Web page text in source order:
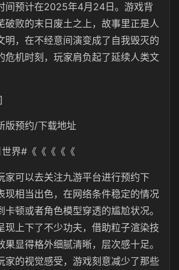
间预计在2025年4月24日。游戏背
破败的末日废土之上，故事里正是人
明，在不经意间演变成了自我毁灭的
危机时刻，玩家肩负起了延续人类文
版预约/下载地址
界#《《《《《
家可以去关注九游平台进行预约下
现相当出色，在网络条件稳定的情况
卡顿或者角色模型穿透的尴尬状况。
现上下了不少功夫，借助粒子渲染技
果显得格外细腻清晰，层次感十足。
家的视觉感受，游戏刻意减少了那些